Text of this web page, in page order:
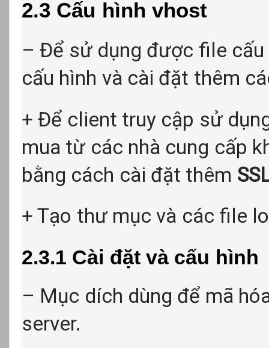
2.3 Cấu hình vhost
– Để sử dụng được file
cấu hình và cài đặt thêm
+ Để client truy cập sử
mua từ các nhà cung cấp
bằng cách cài đặt thêm
+ Tạo thư mục và các file
2.3.1 Cài đặt và cấu hình
– Mục dích dùng để mã
server.